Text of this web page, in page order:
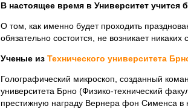
В настоящее время в Университет учится
О том, как именно будет проходить
обязательно состоится, не возникает никаких
Ученые из Технического университета
Голографический микроскоп, созданный
университета Брно (Физико-технический
престижную награду Вернера фон Сименса в